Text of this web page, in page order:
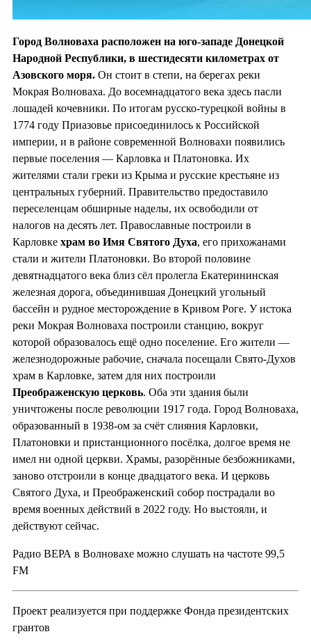
Город Волноваха расположен на юго-западе Донецкой
Народной Республики, в шестидесяти километрах от
Азовского моря. Он стоит в степи, на берегах реки
Мокрая Волноваха. До восемнадцатого века здесь пасли
лошадей кочевники. По итогам русско-турецкой войны в
1774 году Приазовье присоединилось к Российской
империи, и в районе современной Волновахи появились
первые поселения — Карловка и Платоновка. Их
жителями стали греки из Крыма и русские крестьяне из
центральных губерний. Правительство предоставило
переселенцам обширные наделы, их освободили от
налогов на десять лет. Православные построили в
Карловке храм во Имя Святого Духа, его прихожанами
стали и жители Платоновки. Во второй половине
девятнадцатого века близ сёл пролегла Екатерининская
железная дорога, объединившая Донецкий угольный
бассейн и рудное месторождение в Кривом Роге. У истока
реки Мокрая Волноваха построили станцию, вокруг
которой образовалось ещё одно поселение. Его жители —
железнодорожные рабочие, сначала посещали Свято-Духов
храм в Карловке, затем для них построили
Преображенскую церковь. Оба эти здания были
уничтожены после революции 1917 года. Город Волноваха,
образованный в 1938-ом за счёт слияния Карловки,
Платоновки и пристанционного посёлка, долгое время не
имел ни одной церкви. Храмы, разорённые безбожниками,
заново отстроили в конце двадцатого века. И церковь
Святого Духа, и Преображенский собор пострадали во
время военных действий в 2022 году. Но выстояли, и
действуют сейчас.
Радио ВЕРА в Волновахе можно слушать на частоте 99,5
FM
Проект реализуется при поддержке Фонда президентских
грантов